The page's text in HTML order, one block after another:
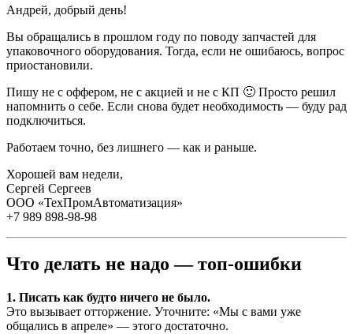
Андрей, добрый день!
Вы обращались в прошлом году по поводу запчастей для
упаковочного оборудования. Тогда, если не ошибаюсь, вопрос
приостановили.
Пишу не с оффером, не с акцией и не с КП 🙂 Просто решил
напомнить о себе. Если снова будет необходимость — буду рад
подключиться.
Работаем точно, без лишнего — как и раньше.
Хорошей вам недели,
Сергей Сергеев
ООО «ТехПромАвтоматизация»
+7 989 898-98-98
Что делать не надо — топ-ошибки
1. Писать как будто ничего не было.
Это вызывает отторжение. Уточните: «Мы с вами уже
общались в апреле» — этого достаточно.